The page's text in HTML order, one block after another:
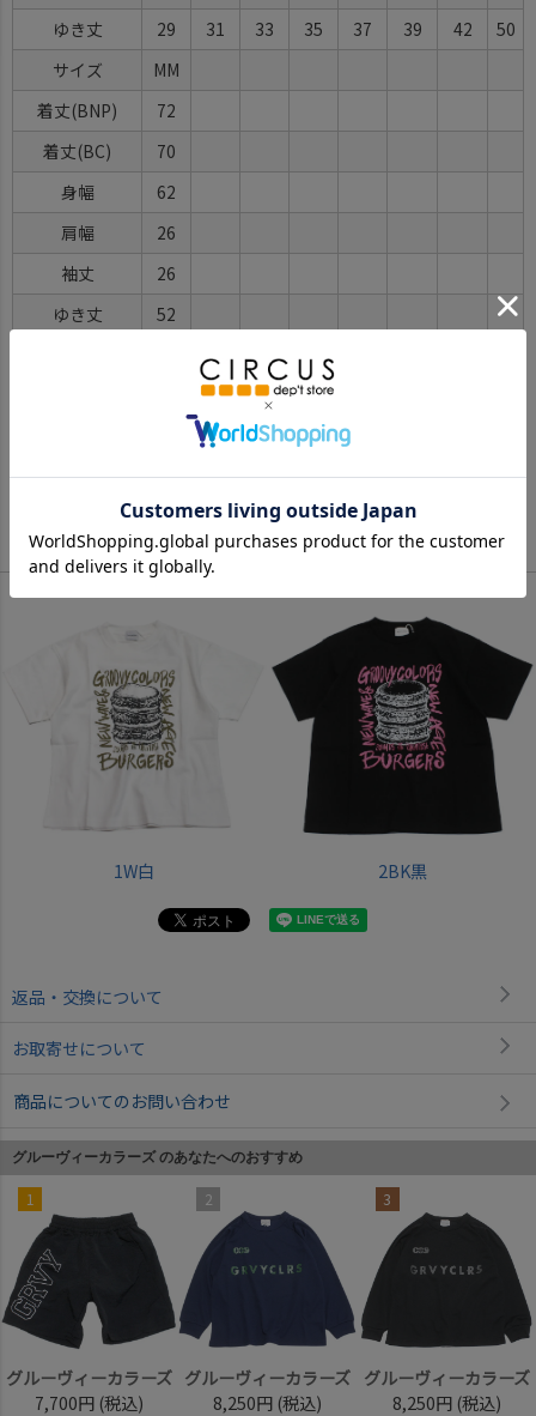
ゆき丈
29 31 33 35 37 39 42
50
サイズ
MM
着丈(BNP)
72
着丈(BC)
70
身幅
62
肩幅
26
袖丈
26
ゆき丈
52
※BCはバックセンター（首から裾までの後中心）です。
※SNPはサイドネックポイント（肩から裾までの直線で計測した長
サイズ詳細について
Color
1W白 2BK黒
返品・交換について
お取寄せについて
商品についてのお問い合わせ
グルーヴィーカラーズ のあなたへのおすすめ
1
グルーヴィーカラーズ
7,700円 (税込)
2
グルーヴィーカラーズ
8,250円 (税込)
3
グルーヴィーカラーズ
8,250円 (税込)